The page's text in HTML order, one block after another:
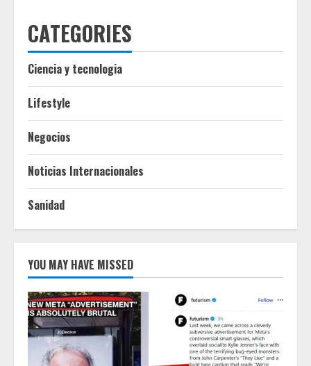
CATEGORIES
Ciencia y tecnologia
Lifestyle
Negocios
Noticias Internacionales
Sanidad
YOU MAY HAVE MISSED